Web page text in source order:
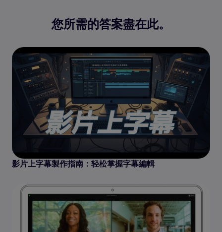
您所需的答案盡在此。
影片上字幕製作指南：轻松掌握字幕編輯